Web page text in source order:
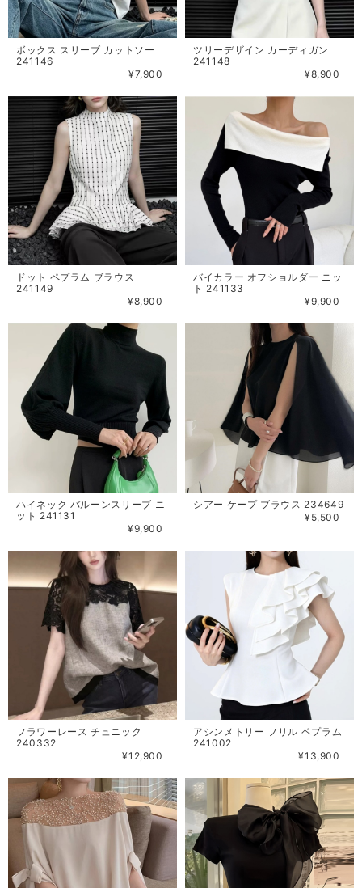
ボックス スリーブ カットソー
241146
¥7,900
ツリーデザイン カーディガン
241148
¥8,900
ドット ペプラム ブラウス
241149
¥8,900
バイカラー オフショルダー ニッ
ト 241133
¥9,900
ハイネック バルーンスリーブ ニ
ット 241131
¥9,900
シアー ケープ ブラウス 234649
¥5,500
フラワーレース チュニック
240332
¥12,900
アシンメトリー フリル ペプラム
241002
¥13,900